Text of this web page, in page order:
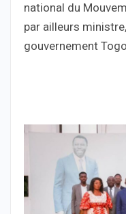
national du
par ailleurs
gouvernement